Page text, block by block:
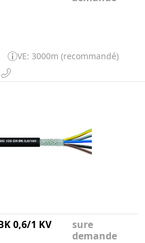
VE: 3000m (recommandé)
0,6/1 KV
sure
demande